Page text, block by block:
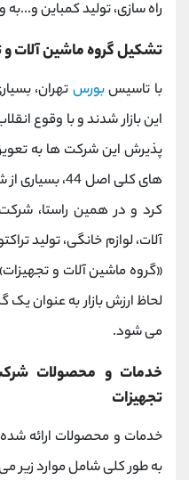
راه سازی، تولید کمباین
تشکیل گروه ماشین آلات و
با تاسیسبورس تهران،
پذیرش این شرکت ها به
های کلی اصل
کرد و در همین راستا،
آلات، لوازم خانگی، تولید
«گروه ماشین آلات و
لحاظ ارزش بازار به عنوان
می شود.
خدمات و محصولات
تجهیزات
خدمات و محصولات ارائه
به طور کلی شامل موارد زیر